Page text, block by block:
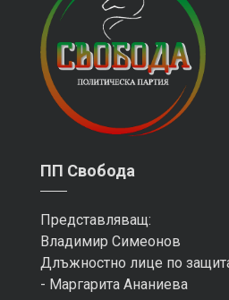
ПП Свобода
Представляващ:
Владимир Симеонов
Длъжностно лице по
- Маргарита Ананиева